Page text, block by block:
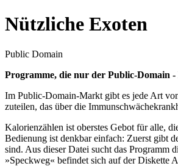
Nützliche Exoten
Public Domain
Programme, die nur der Public-Domain -
Im Public-Domain-Markt gibt es jede Art
zuteilen, das über die
Kalorienzählen ist oberstes Gebot für alle,
Bedienung ist denkbar einfach: Zuerst gibt
sind. Aus dieser Datei sucht das Programm
»Speckweg« befindet sich auf der Diskette